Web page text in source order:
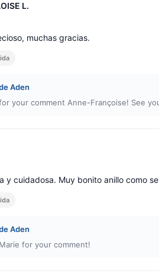
L.
muchas gracias.
Aden
your comment Anne-Françoise! See
y cuidadosa. Muy bonito anillo como
Aden
for your comment!